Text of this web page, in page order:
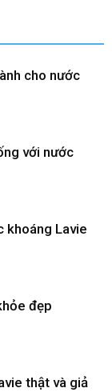
cho nước
với nước
khoáng Lavie
đẹp
thật và giả